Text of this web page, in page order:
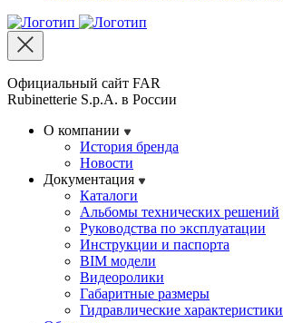
Официальный сайт FAR
Rubinetterie S.p.A. в России
О компании
История бренда
Новости
Документация
Каталоги
Альбомы технических решений
Руководства по эксплуатации
Инструкции и паспорта
BIM модели
Видеоролики
Габаритные размеры
Гидравлические характеристики